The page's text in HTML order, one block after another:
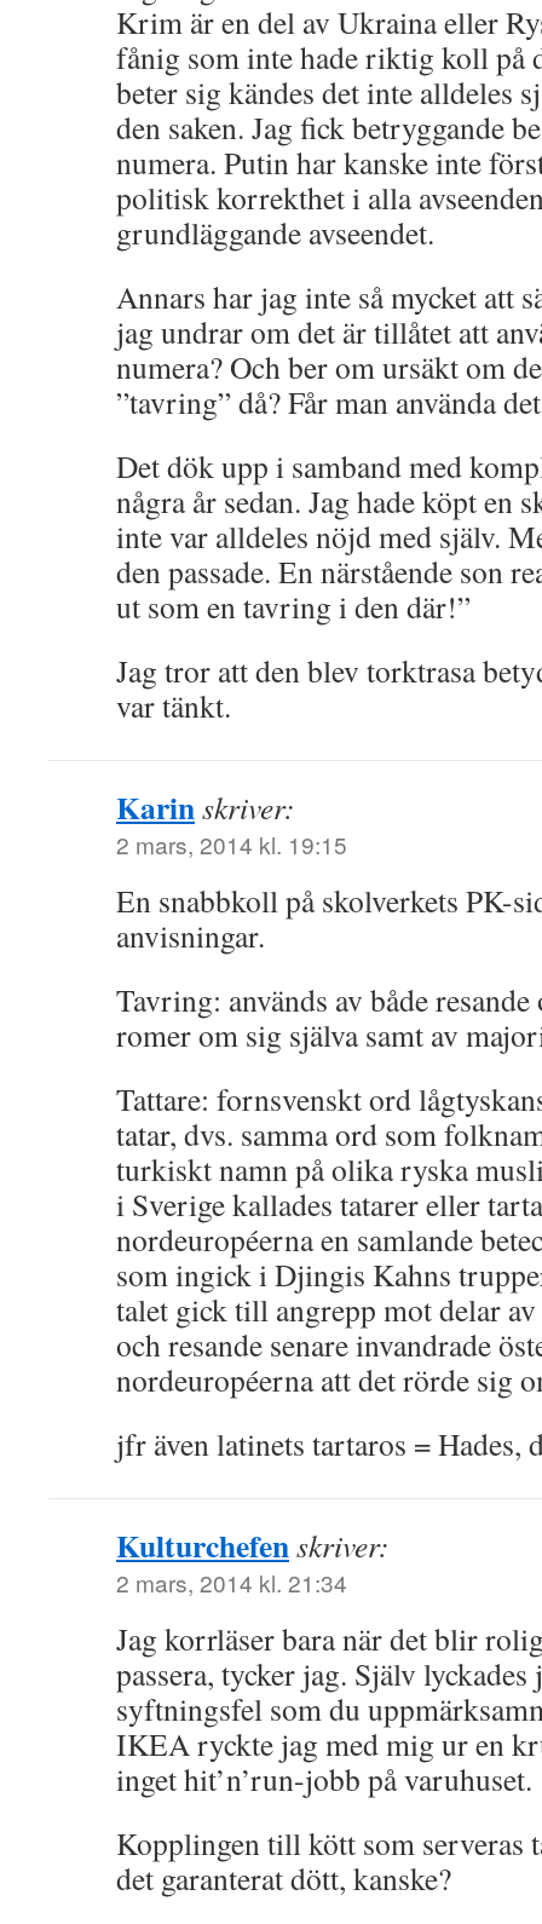
Krim är en del av Ukraina eller
fånig som inte hade riktig koll på
beter sig kändes det inte alldeles
den saken. Jag fick betryggande
numera. Putin har kanske inte
politisk korrekthet i alla
grundläggande avseendet.
Annars har jag inte så mycket att
jag undrar om det är tillåtet att
numera? Och ber om ursäkt om
”tavring” då? Får man använda
Det dök upp i samband med
några år sedan. Jag hade köpt en
inte var alldeles nöjd med själv.
den passade. En närstående son
ut som en tavring i den där!”
Jag tror att den blev torktrasa
var tänkt.
Karinskriver:
2 mars, 2014 kl. 19:15
En snabbkoll på skolverkets PK-
anvisningar.
Tavring: används av både
romer om sig själva samt av
Tattare: fornsvenskt ord
tatar, dvs. samma ord som
turkiskt namn på olika ryska
i Sverige kallades tatarer eller
nordeuropéerna en samlande
som ingick i Djingis Kahns
talet gick till angrepp mot delar
och resande senare invandrade
nordeuropéerna att det rörde sig
jfr även latinets tartaros = Hades,
Kulturchefenskriver:
2 mars, 2014 kl. 21:34
Jag korrläser bara när det blir
passera, tycker jag. Själv
syftningsfel som du
IKEA ryckte jag med mig ur en
inget hit’n’run-jobb på varuhuset.
Kopplingen till kött som serveras
det garanterat dött, kanske?